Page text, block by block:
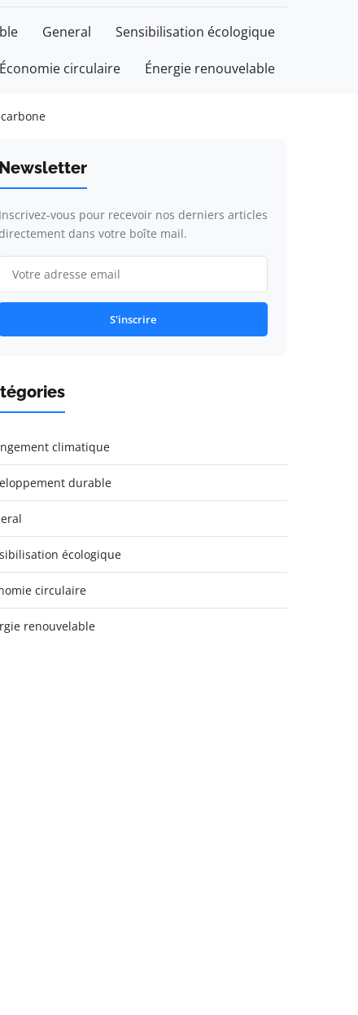
General Sensibilisation écologique
Économie circulaire Énergie renouvelable
Newsletter
Inscrivez-vous pour recevoir nos derniers articles
directement dans votre boîte mail.
S'inscrire
climatique
durable
écologique
circulaire
renouvelable